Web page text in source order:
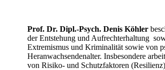
Prof. Dr. Dipl.-Psych. Denis Köhler
der Entstehung und Aufrechterhaltung
Extremismus und Kriminalität sowie von
Heranwachsendenalter. Insbesondere
von Risiko- und Schutzfaktoren